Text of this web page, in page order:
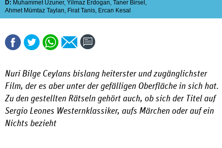
D: Muhammet Uzuner, Yilmaz Erdogan, Taner Birsel ,
Ahmet Mümtaz Taylan, Firat Tanis, Ercan Kesal
Nuri Bilge Ceylans bislang heiterster und zugänglichster
Film, der es aber unter der gefälligen Oberfläche in sich hat.
Zu den gestellten Rätseln gehört auch, ob sich der Titel auf
Sergio Leones Westernklassiker, aufs Märchen oder auf ein
Nichts bezieht